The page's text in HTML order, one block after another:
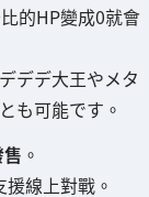
的HP變成0就會
デデ大王やメタ
も可能です。
。
線上對戰。